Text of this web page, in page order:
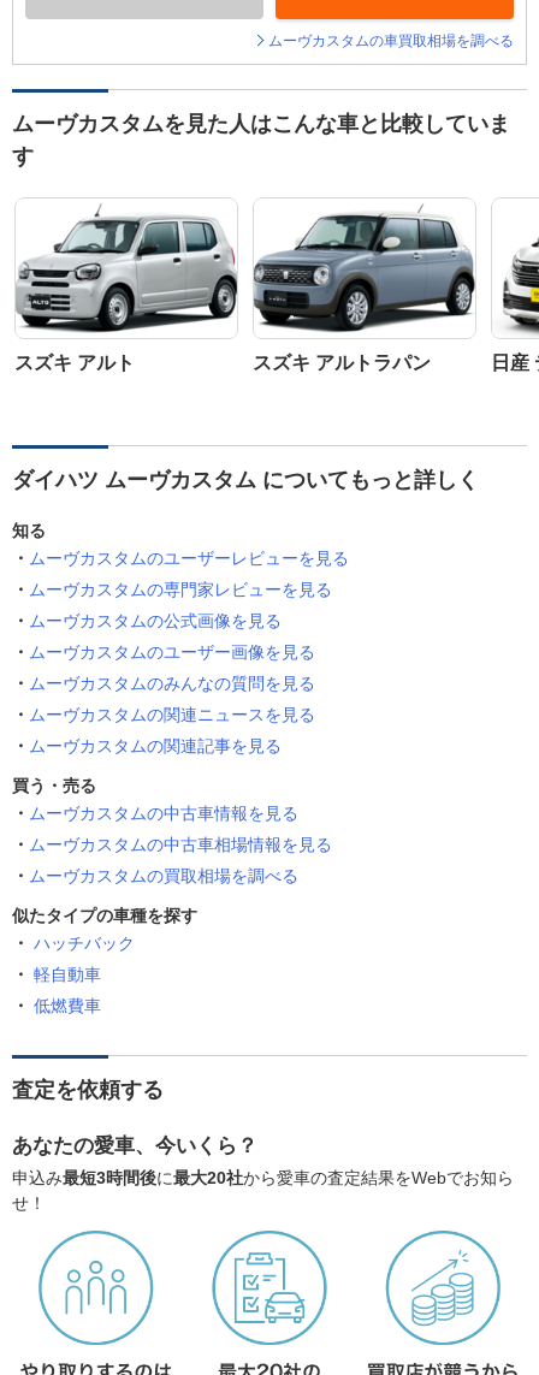
ムーヴカスタムの車買取相場を調べる
ムーヴカスタムを見た人はこんな車と比較していま
す
スズキ アルト スズキ アルトラパン 日産
ダイハツ ムーヴカスタム についてもっと詳しく
知る
ムーヴカスタムのユーザーレビューを見る
ムーヴカスタムの専門家レビューを見る
ムーヴカスタムの公式画像を見る
ムーヴカスタムのユーザー画像を見る
ムーヴカスタムのみんなの質問を見る
ムーヴカスタムの関連ニュースを見る
ムーヴカスタムの関連記事を見る
買う・売る
ムーヴカスタムの中古車情報を見る
ムーヴカスタムの中古車相場情報を見る
ムーヴカスタムの買取相場を調べる
似たタイプの車種を探す
ハッチバック
軽自動車
低燃費車
査定を依頼する
あなたの愛車、今いくら？
申込み最短3時間後に最大20社から愛車の査定結果をWebでお知ら
せ！